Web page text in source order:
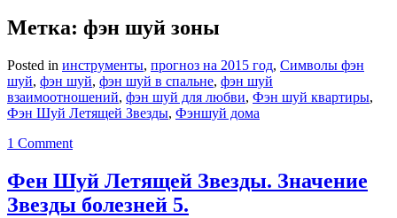
Метка: фэн шуй зоны
Posted in инструменты, прогноз на 2015 год, Символы фэн
шуй, фэн шуй, фэн шуй в спальне, фэн шуй
взаимоотношений, фэн шуй для любви, Фэн шуй квартиры,
Фэн Шуй Летящей Звезды, Фэншуй дома
1 Comment
Фен Шуй Летящей Звезды. Значение
Звезды болезней 5.